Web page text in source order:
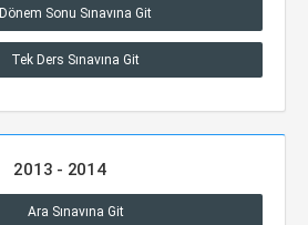
Dönem Sonu Sınavına Git
Tek Ders Sınavına Git
2013 - 2014
Ara Sınavına Git